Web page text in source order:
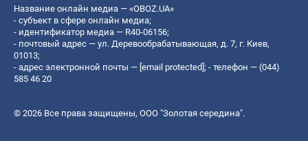
Название онлайн медиа — «OBOZ.UA»
- субъект в сфере онлайн медиа;
- идентификатор медиа — R40-06156;
- почтовый адрес — ул. Деревообрабатывающая, д. 7, г. Киев,
01013;
- адрес электронной почты — [email protected]; - телефон — (044)
585 46 20
© 2026 Все права защищены, ООО "Золотая середина".